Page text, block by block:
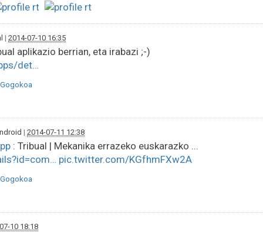
| 2014-07-10 16:35
aplikazio berrian, eta irabazi ;-)
det…
Gogokoa
| 2014-07-11 12:38
: Tribual | Mekanika errazeko euskarazko ...
pic.twitter.com/KGfhmFXw2A
Gogokoa
10 18:18